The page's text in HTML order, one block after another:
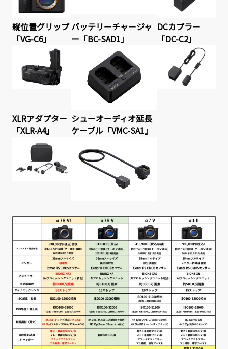
縦位置グリップ
「VG-C6」
バッテリーチャージャ
ー「BC-SAD1」
DCカプラー
「DC-C2」
XLRアダプター
「XLR-A4」
シューオーディオ延長
ケーブル「VMC-SA1」